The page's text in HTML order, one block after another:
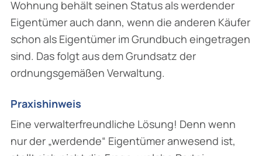
Wohnung behält seinen Status als werdender
Eigentümer auch dann, wenn die anderen Käufer
schon als Eigentümer im Grundbuch eingetragen
sind. Das folgt aus dem Grundsatz der
ordnungsgemäßen Verwaltung.
Praxishinweis
Eine verwalterfreundliche Lösung! Denn wenn
nur der „werdende“ Eigentümer anwesend ist,